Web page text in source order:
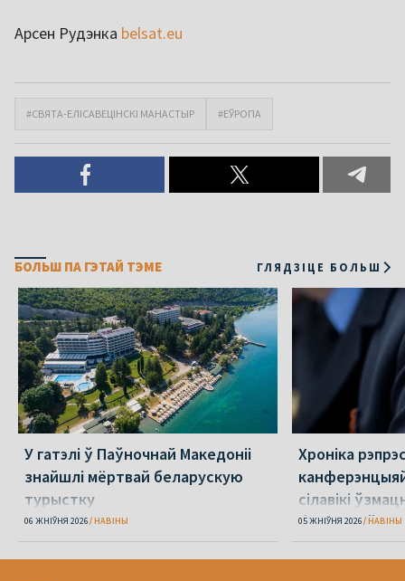
Арсен Рудэнка belsat.eu
#СВЯТА-ЕЛІСАВЕЦІНСКІ МАНАСТЫР #ЕЎРОПА
БОЛЬШ ПА ГЭТАЙ ТЭМЕ ГЛЯДЗІЦЕ БОЛЬШ
У гатэлі ў Паўночнай Македоніі
знайшлі мёртвай беларускую
турыстку
06 ЖНІЎНЯ 2026 НАВІНЫ
Хроніка
сілавікі
беларусаў
05 ЖНІЎНЯ 2026 НАВІНЫ